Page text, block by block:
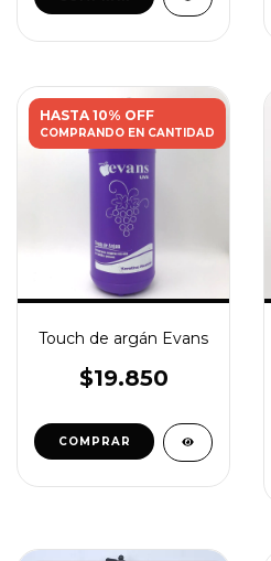
HASTA 10% OFF
COMPRANDO EN CANTIDAD
Touch de argán Evans
$19.850